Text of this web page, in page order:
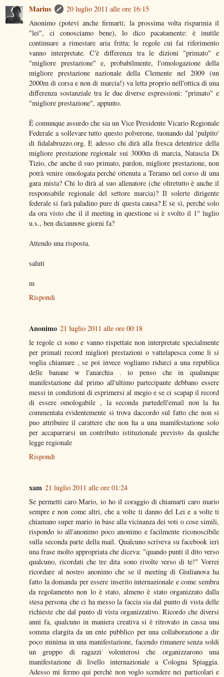
Marius
20 luglio 2011 alle ore 16:15
Anonimo (potevi anche firmarti; la prossima volta risparmia il
"lei", ci conosciamo bene), lo dico pacatamente: è inutile
continuare a rimestare aria fritta; le regole cui fai riferimento
vanno interpretate. C'è differenza tra le dizioni "primato" e
"migliore prestazione" e, probabilmente, l'omologazione della
migliore prestazione nazionale della Clemente nel 2009 (un
2000m di corsa e non di marcia!) va letta proprio nell'ottica di una
differenza sostanziale tra le due diverse espressioni: "primato" e
"migliore prestazione", appunto.
È comunque assurdo che sia un Vice Presidente Vicario Regionale
Federale a sollevare tutto questo polverone, tuonando dal 'pulpito'
di fidalabruzzo.org. E adesso chi dirà alla fresca detentrice della
migliore prestazione regionale sui 3000m di marcia, Natascia Di
Tizio, che anche il suo primato, pardon, migliore prestazione, non
potrà venire omologata perché ottenuta a Teramo nel corso di una
gara mista? Chi lo dirà al suo allenatore (che oltretutto è anche il
responsabile regionale del settore marcia)? Il solerte dirigente
federale si farà paladino pure di questa causa? E se sì, perché solo
da ora visto che il il meeting in questione si è svolto il 1° luglio
u.s., ben diciannove giorni fa?
Attendo una risposta.
saluti
m
Rispondi
Anonimo 21 luglio 2011 alle ore 00:18
le regole ci sono e vanno rispettate non interpretate specialmente
per primati record migliori prestazioni o vattelapesca come li si
voglia chiamare , se poi invece vogliamo ridurci a una republica
delle banane w l'anarchia . io penso che in qualunque
manifestazione dal primo all'ultimo partecipante debbano essere
messi in condizioni di esprimersi al megio e se ci scapap il record
di essere omologabile , la seconda partedell'email non la ha
commentata evidentemente si trova daccordo sul fatto che non si
puo attribuire il carattere che non ha a una mamifestazione solo
per accaparrarsi un contributo istituzionale previsto da qualche
legge regionale
Rispondi
xam 21 luglio 2011 alle ore 01:24
Se permetti caro Mario, io ho il coraggio di chiamarti caro mario
sempre e non come altri, che a volte ti danno del Lei e a volte ti
chiamano super mario in base alla vicinanza dei voti o cose simili,
rispondo io all'anonimo poco anonimo e facilmente riconoscibile
sulla seconda parte della mail. Qualcuno scriveva su facebook ieri
una frase molto appropriata che diceva: "quando punti il dito verso
qualcuno, ricordati che tre dita sono rivolte verso di te!" Vorrei
ricordare al nostro anonimo che se il meeting di Giulianova ha
fatto la domanda per essere inserito internazionale e come sembra
da regolamento non lo è stato, almeno è stato organizzato dalla
stesa persona che ci ha messo la faccia sia dal punto di vista delle
richieste che dal punto di vista organizzativo. Ricordo che diversi
anni fa, qualcuno in maniera creativa si è ritrovato in cassa una
somma elargita da un ente pubblico per una collaborazione a dir
poco minima in una manifestazione, facendo rimanere senza soldi
un gruppo di ragazzi volenterosi che organizzarono una
manifestazione di livello internazionale a Cologna Spiaggia.
Adesso mi fermo qui perchè non voglo scendere nei particolari e